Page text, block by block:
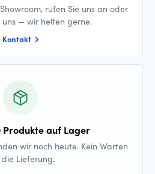
rufen Sie uns an oder
uns — wir helfen gerne.
Kontakt
Produkte auf Lager
wir noch heute. Kein Warten
Lieferung.